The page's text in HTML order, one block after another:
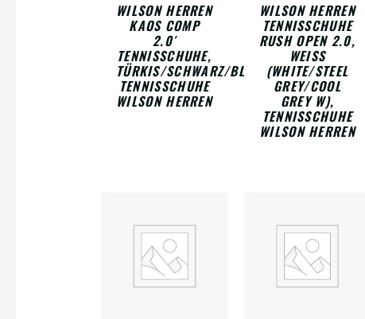
WILSON HERREN
KAOS COMP
2.0′
TENNISSCHUHE,
TÜRKIS/SCHWARZ/BLAU,
TENNISSCHUHE
WILSON HERREN
WILSON HERREN
TENNISSCHUHE
RUSH OPEN 2.0,
WEISS (
WHITE/STEEL G
REY/COOL G
REY W), T
ENNISSCHUHE W
ILSON HERREN